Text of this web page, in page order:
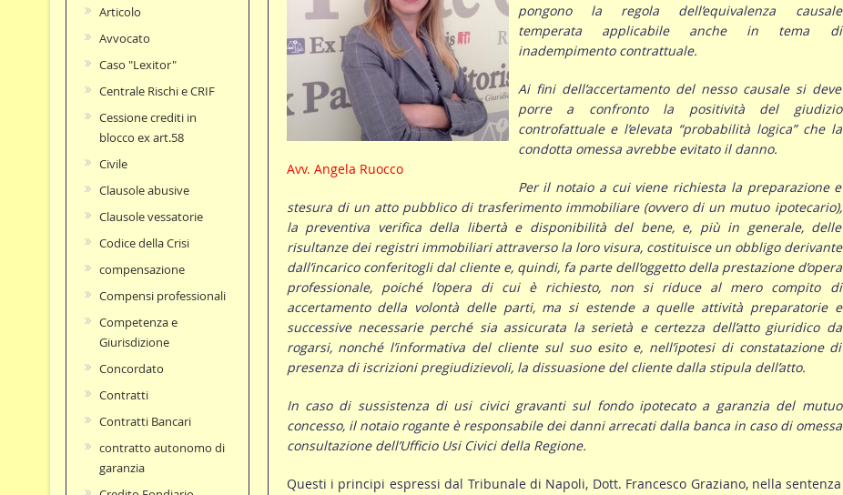
Avv. Angela Ruocco
pongono la regola dell’equivalenza causale
temperata applicabile anche in tema di
inadempimento contrattuale.
Ai fini dell’accertamento del nesso causale si deve
porre a confronto la positività del giudizio
controfattuale e l’elevata “probabilità logica” che la
condotta omessa avrebbe evitato il danno.
Per il notaio a cui viene richiesta la preparazione e
stesura di un atto pubblico di trasferimento immobiliare (ovvero di un mutuo ipotecario),
la preventiva verifica della libertà e disponibilità del bene, e, più in generale, delle
risultanze dei registri immobiliari attraverso la loro visura, costituisce un obbligo derivante
dall’incarico conferitogli dal cliente e, quindi, fa parte dell’oggetto della prestazione d’opera
professionale, poiché l’opera di cui è richiesto, non si riduce al mero compito di
accertamento della volontà delle parti, ma si estende a quelle attività preparatorie e
successive necessarie perché sia assicurata la serietà e certezza dell’atto giuridico da
rogarsi, nonché l’informativa del cliente sul suo esito e, nell’ipotesi di constatazione di
presenza di iscrizioni pregiudizievoli, la dissuasione del cliente dalla stipula dell’atto.
In caso di sussistenza di usi civici gravanti sul fondo ipotecato a garanzia del mutuo
concesso, il notaio rogante è responsabile dei danni arrecati dalla banca in caso di omessa
consultazione dell’Ufficio Usi Civici della Regione.
Questi i principi espressi dal Tribunale di Napoli, Dott. Francesco Graziano, nella sentenza
Articolo
Avvocato
Caso "Lexitor"
Centrale Rischi e CRIF
Cessione crediti in
blocco ex art.58
Civile
Clausole abusive
Clausole vessatorie
Codice della Crisi
compensazione
Compensi professionali
Competenza e
Giurisdizione
Concordato
Contratti
Contratti Bancari
contratto autonomo di
garanzia